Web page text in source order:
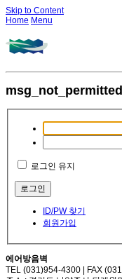
Skip to Content
Home Menu
msg_not_permitted
로그인 유지
ID/PW 찾기
회원가입
에어방음벽
TEL (031)954-4300 | FAX